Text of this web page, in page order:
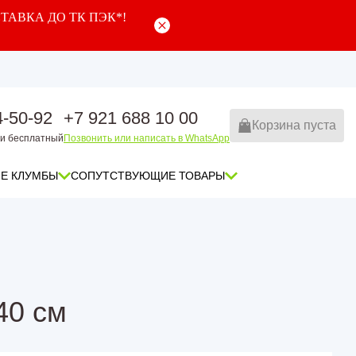
ДО ТК ПЭК*!
50-92
бесплатный
+7 921 688 10 00
Позвонить или написать в WhatsApp
Корзина пуста
КЛУМБЫ СОПУТСТВУЮЩИЕ ТОВАРЫ
см